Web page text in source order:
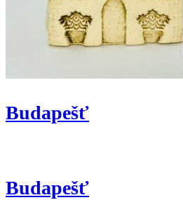
Budapešť
Budapešť